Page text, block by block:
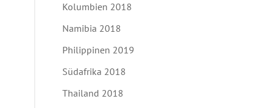
Kolumbien 2018
Namibia 2018
Philippinen 2019
Südafrika 2018
Thailand 2018